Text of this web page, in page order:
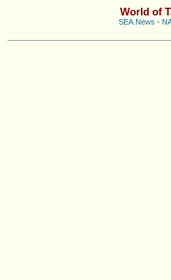
World of
SEA.News -